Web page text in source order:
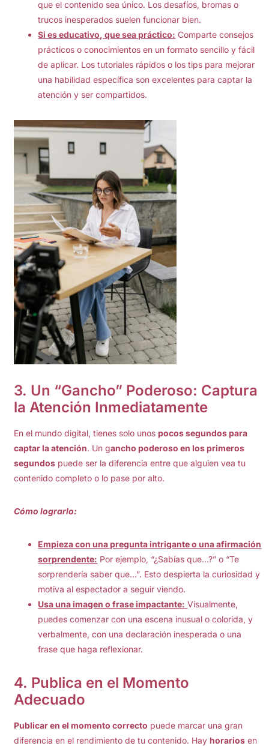
que el contenido sea único. Los desafíos, bromas o
trucos inesperados suelen funcionar bien.
Si es educativo, que sea práctico: Comparte consejos
prácticos o conocimientos en un formato sencillo y fácil
de aplicar. Los tutoriales rápidos o los tips para mejorar
una habilidad específica son excelentes para captar la
atención y ser compartidos.
3. Un “Gancho” Poderoso: Captura
la Atención Inmediatamente
En el mundo digital, tienes solo unospocos segundos para
captar la atención. Un gancho poderoso en los primeros
segundos puede ser la diferencia entre que alguien vea tu
contenido completo o lo pase por alto.
Cómo lograrlo:
Empieza con una pregunta intrigante o una afirmación
sorprendente: Por ejemplo, “¿Sabías que…?” o “Te
sorprendería saber que…”. Esto despierta la curiosidad y
motiva al espectador a seguir viendo.
Usa una imagen o frase impactante: Visualmente,
puedes comenzar con una escena inusual o colorida, y
verbalmente, con una declaración inesperada o una
frase que haga reflexionar.
4. Publica en el Momento
Adecuado
Publicar en el momento correcto puede marcar una gran
diferencia en el rendimiento de tu contenido. Hayhorarios en